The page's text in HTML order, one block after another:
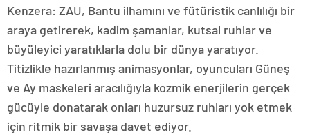
Kenzera: ZAU, Bantu ilhamını ve fütüristik canlılığı bir
araya getirerek, kadim şamanlar, kutsal ruhlar ve
büyüleyici yaratıklarla dolu bir dünya yaratıyor.
Titizlikle hazırlanmış animasyonlar, oyuncuları Güneş
ve Ay maskeleri aracılığıyla kozmik enerjilerin gerçek
gücüyle donatarak onları huzursuz ruhları yok etmek
için ritmik bir savaşa davet ediyor.